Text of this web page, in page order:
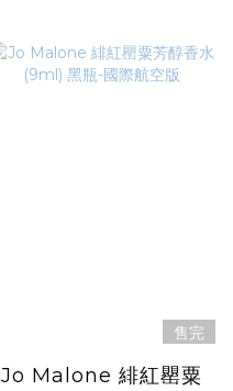
售完
Jo Malone 緋紅罌粟